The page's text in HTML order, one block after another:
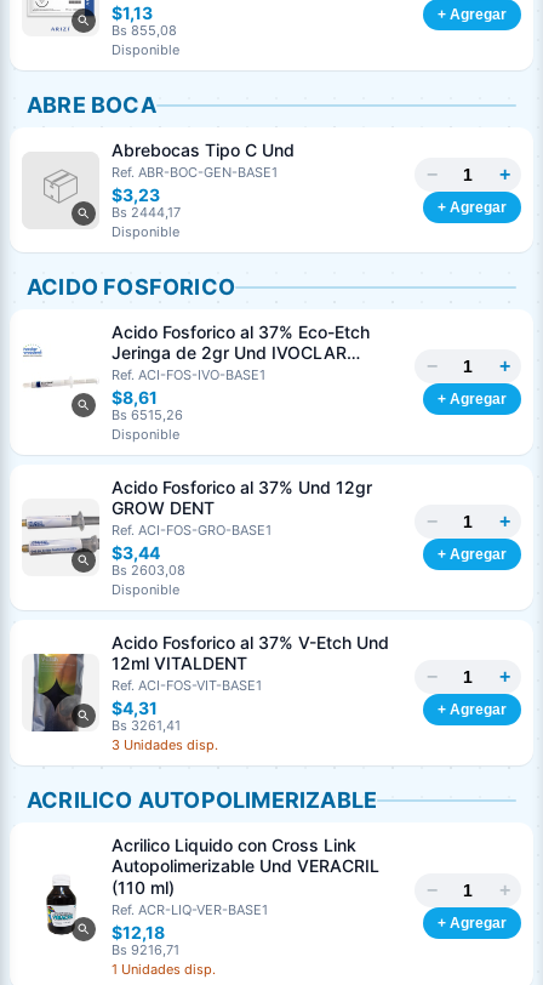
26 mm
$1,13
Bs 855,08
Disponible
+ Agregar
ABRE BOCA
Abrebocas Tipo C Und
Ref. ABR-BOC-GEN-BASE1
$3,23
Bs 2444,17
Disponible
− +
+ Agregar
ACIDO FOSFORICO
Acido Fosforico al 37% Eco-Etch
Jeringa de 2gr Und IVOCLAR
VIVADENT
Ref. ACI-FOS-IVO-BASE1
$8,61
Bs 6515,26
Disponible
− +
+ Agregar
Acido Fosforico al 37% Und 12gr
GROW DENT
Ref. ACI-FOS-GRO-BASE1
$3,44
Bs 2603,08
Disponible
− +
+ Agregar
Acido Fosforico al 37% V-Etch Und
12ml VITALDENT
Ref. ACI-FOS-VIT-BASE1
$4,31
Bs 3261,41
3 Unidades disp.
− +
+ Agregar
ACRILICO AUTOPOLIMERIZABLE
Acrilico Liquido con Cross Link
Autopolimerizable Und VERACRIL
(110 ml)
Ref. ACR-LIQ-VER-BASE1
$12,18
Bs 9216,71
1 Unidades disp.
− +
+ Agregar
Cancelar